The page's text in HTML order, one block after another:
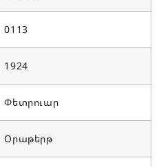
0113
1924
Փետրուար
Օրաթերթ